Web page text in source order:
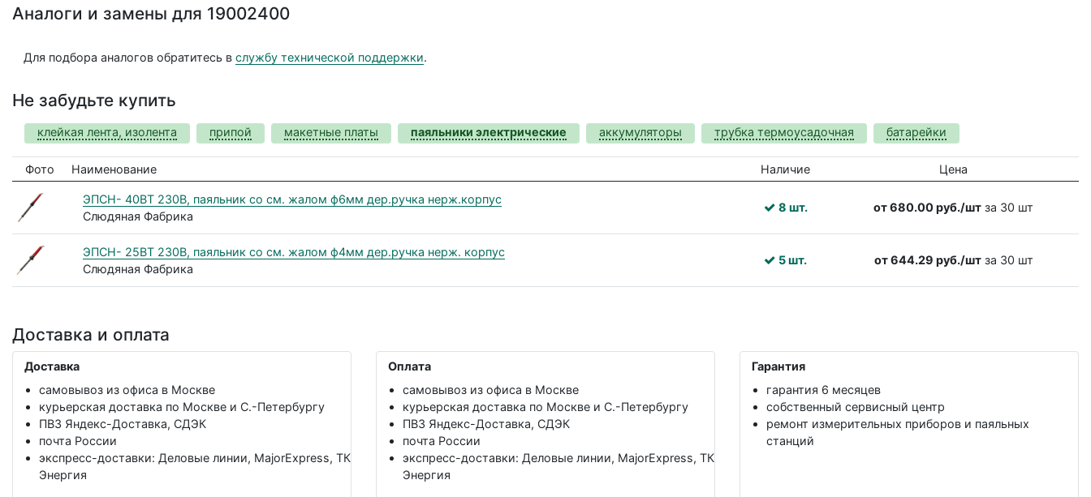
Аналоги и замены для 19002400
Для подбора аналогов обратитесь вслужбу технической поддержки.
Не забудьте купить
клейкая лента, изолента припой макетные платы паяльники электрические аккумуляторы трубка термоусадочная батарейки
Фото Наименование Наличие Цена
ЭПСН- 40ВТ 230В, паяльник со см. жалом ф6мм дер.ручка нерж.корпус
Слюдяная Фабрика
8 шт. от 680.00 руб./шт за 30 шт
ЭПСН- 25ВТ 230В, паяльник со см. жалом ф4мм дер.ручка нерж. корпус
Слюдяная Фабрика
5 шт. от 644.29 руб./штза 30 шт
Доставка и оплата
Доставка
самовывоз из офиса в Москве
курьерская доставка по Москве и С.-Петербургу
ПВЗ Яндекс-Доставка, СДЭК
почта России
экспресс-доставки: Деловые линии, MajorExpress, ТК
Энергия
Оплата
самовывоз из офиса в Москве
курьерская доставка по Москве и С.-Петербургу
ПВЗ Яндекс-Доставка, СДЭК
почта России
экспресс-доставки: Деловые линии, MajorExpress, ТК
Энергия
Гарантия
гарантия 6 месяцев
собственный сервисный центр
ремонт измерительных приборов и паяльных
станций